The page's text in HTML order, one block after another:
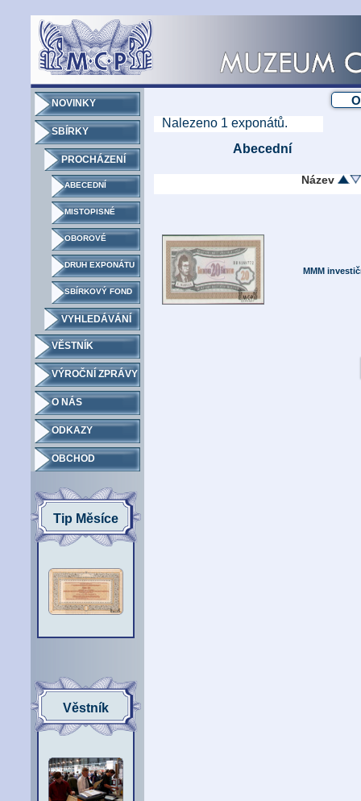
NOVINKY
SBÍRKY
PROCHÁZENÍ
ABECEDNÍ
MISTOPISNÉ
OBOROVÉ
DRUH EXPONÁTU
SBÍRKOVÝ FOND
VYHLEDÁVÁNÍ
VĚSTNÍK
VÝROČNÍ ZPRÁVY
O NÁS
ODKAZY
OBCHOD
Tip Měsíce
Věstník
Nalezeno 1 exponátů.
Abecední
Název
MMM